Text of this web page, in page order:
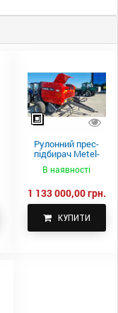
Рулонний прес-
підбирач Metel-
Fach Z 587
В наявності
1 133 000,00 грн.
КУПИТИ